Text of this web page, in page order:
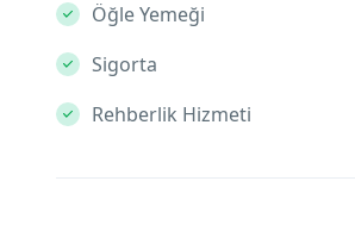
Öğle Yemeği
Sigorta
Rehberlik Hizmeti